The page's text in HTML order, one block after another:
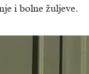
i bolne žuljeve.